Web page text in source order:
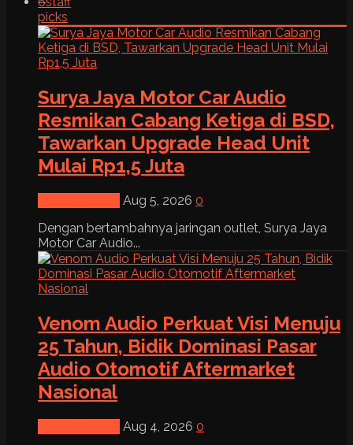
picks
Surya Jaya Motor Car Audio
Resmikan Cabang Ketiga di BSD,
Tawarkan Upgrade Head Unit
Mulai Rp1,5 Juta
Aug 5, 2026 0
Dengan bertambahnya jaringan outlet, Surya Jaya
Motor Car Audio...
Venom Audio Perkuat Visi Menuju
25 Tahun, Bidik Dominasi Pasar
Audio Otomotif Aftermarket
Nasional
Aug 4, 2026 0